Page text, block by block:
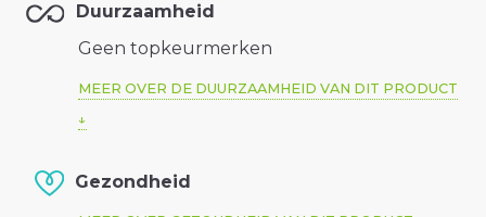
Duurzaamheid
Geen topkeurmerken
MEER OVER DE DUURZAAMHEID VAN DIT PRODUCT
Gezondheid